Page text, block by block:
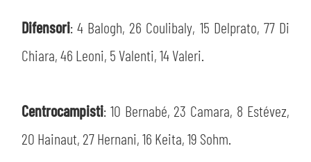
MEDIA
Difensori: 4 Balogh, 26 Coulibaly, 15 Delprato, 77 Di
Chiara, 46 Leoni, 5 Valenti, 14 Valeri.
Centrocampisti: 10 Bernabé, 23 Camara, 8 Estévez,
20 Hainaut, 27 Hernani, 16 Keita, 19 Sohm.